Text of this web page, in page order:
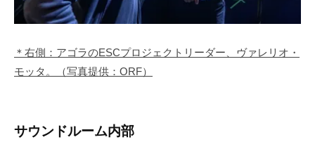
＊右側：アゴラのESCプロジェクトリーダー、ヴァレリオ・
モッタ。（写真提供：ORF）
サウンドルーム内部